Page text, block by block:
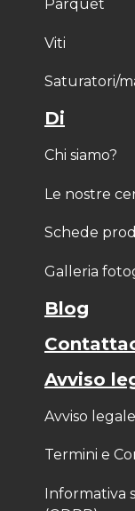
Parquet
Viti
Saturatori/
Di
Chi siamo?
Le nostre
Schede
Galleria
Blog
Avviso
Avviso legale
Termini e
Informativa